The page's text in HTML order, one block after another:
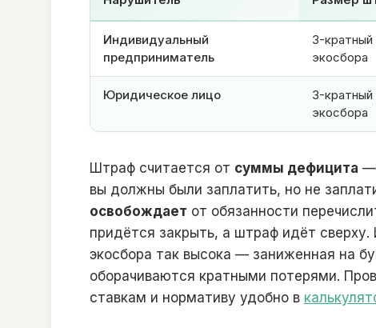
Индивидуальный
предприниматель
3-кратный
экосбора
Юридическое лицо
3-кратный
экосбора
Штраф считается от суммы дефицита —
вы должны были заплатить, но не
освобождает от обязанности
придётся закрыть, а штраф идёт
экосбора так высока — заниженная на
оборачиваются кратными потерями.
ставкам и нормативу удобно в